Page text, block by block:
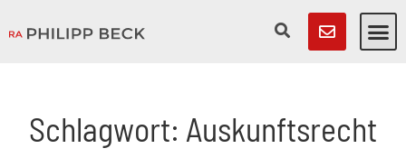
Schlagwort: Auskunftsrecht